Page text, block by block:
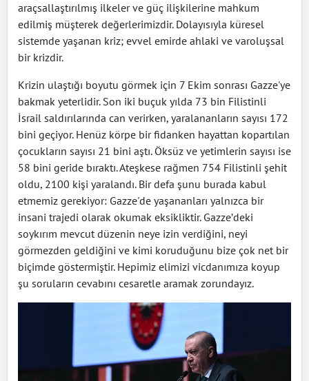
araçsallaştırılmış ilkeler ve güç ilişkilerine mahkum
edilmiş müşterek değerlerimizdir. Dolayısıyla küresel
sistemde yaşanan kriz; evvel emirde ahlaki ve varoluşsal
bir krizdir.
Krizin ulaştığı boyutu görmek için 7 Ekim sonrası Gazze'ye
bakmak yeterlidir. Son iki buçuk yılda 73 bin Filistinli
İsrail saldırılarında can verirken, yaralananların sayısı 172
bini geçiyor. Henüz körpe bir fidanken hayattan kopartılan
çocukların sayısı 21 bini aştı. Öksüz ve yetimlerin sayısı ise
58 bini geride bıraktı. Ateşkese rağmen 754 Filistinli şehit
oldu, 2100 kişi yaralandı. Bir defa şunu burada kabul
etmemiz gerekiyor: Gazze'de yaşananları yalnızca bir
insani trajedi olarak okumak eksikliktir. Gazze’deki
soykırım mevcut düzenin neye izin verdiğini, neyi
görmezden geldiğini ve kimi koruduğunu bize çok net bir
biçimde göstermiştir. Hepimiz elimizi vicdanımıza koyup
şu soruların cevabını cesaretle aramak zorundayız.